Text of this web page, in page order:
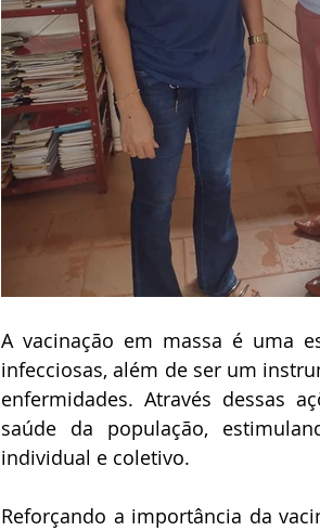
A vacinação em massa é uma
infecciosas, além de ser um
enfermidades. Através dessas
saúde da população,
individual e coletivo.
Reforçando a importância da